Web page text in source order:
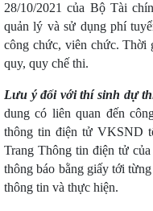
28/10/2021 của Bộ Tài
quản lý và sử dụng phí
công chức, viên chức. Thời
quy, quy chế thi.
Lưu ý đối với thí sinh dự
dung có liên quan đến
thông tin điện tử VKSND
Trang Thông tin điện tử
thông báo bằng giấy tới
thông tin và thực hiện.